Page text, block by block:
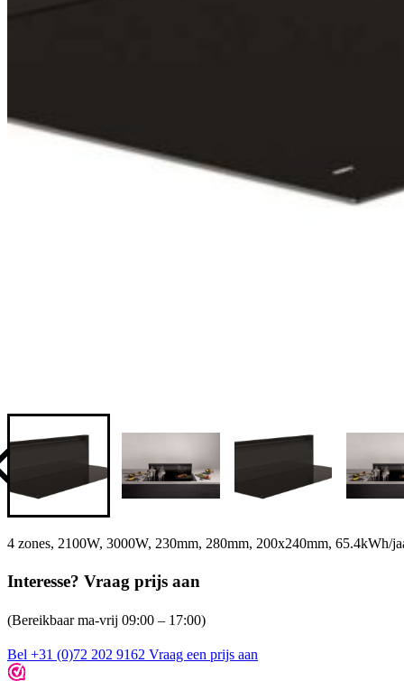
4 zones, 2100W, 3000W, 230mm, 280mm, 200x240mm,
Interesse? Vraag prijs aan
(Bereikbaar ma-vrij 09:00 – 17:00)
Bel +31 (0)72 202 9162 Vraag een prijs aan